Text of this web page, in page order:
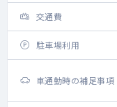
交通費
駐車場利用
車通勤時の補足事項